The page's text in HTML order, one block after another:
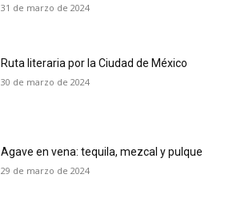
31 de marzo de 2024
Ruta literaria por la Ciudad de México
30 de marzo de 2024
Agave en vena: tequila, mezcal y pulque
29 de marzo de 2024